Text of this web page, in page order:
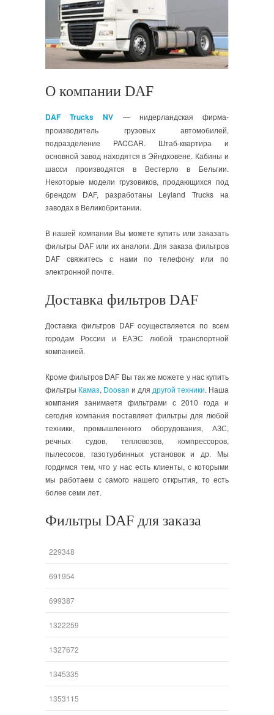
О компании DAF
DAF Trucks NV — нидерландская фирма-
производитель грузовых автомобилей,
подразделение PACCAR. Штаб-квартира и
основной завод находятся в Эйндховене. Кабины и
шасси производятся в Вестерло в Бельгии.
Некоторые модели грузовиков, продающихся под
брендом DAF, разработаны Leyland Trucks на
заводах в Великобритании.
В нашей компании Вы можете купить или заказать
фильтры DAF или их аналоги. Для заказа фильтров
DAF свяжитесь с нами по телефону или по
электронной почте.
Доставка фильтров DAF
Доставка фильтров DAF осуществляется по всем
городам России и ЕАЭС любой транспортной
компанией.
Кроме фильтров DAF Вы так же можете у нас купить
фильтры Камаз, Doosan и для другой техники. Наша
компания занимаетя фильтрами с 2010 года и
сегодня компания поставляет фильтры для любой
техники, промышленного оборудования, АЗС,
речных судов, тепловозов, компрессоров,
пылесосов, газотурбинных установок и др. Мы
гордимся тем, что у нас есть клиенты, с которыми
мы работаем с самого нашего открытия, то есть
более семи лет.
Фильтры DAF для заказа
229348
691954
699387
1322259
1327672
1345335
1353115